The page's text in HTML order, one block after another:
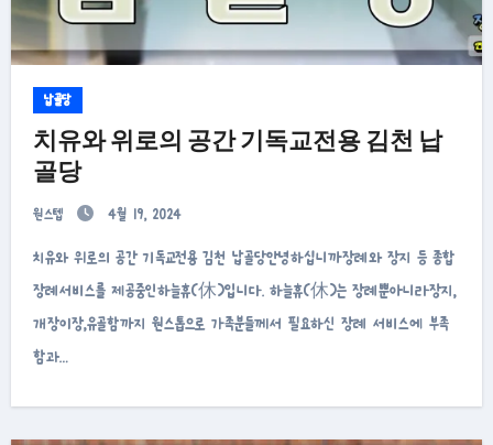
납골당
치유와 위로의 공간 기독교전용 김천 납
골당
원스텝 4월 19, 2024
치유와 위로의 공간 기독교전용 김천 납골당안녕하십니까장례와 장지 등 종합
장례서비스를 제공중인하늘휴(休)입니다. 하늘휴(休)는 장례뿐아니라장지,
개장이장,유골함까지 원스톱으로 가족분들께서 필요하신 장례 서비스에 부족
함과…